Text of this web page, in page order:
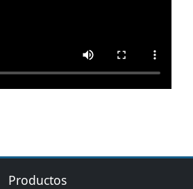
Productos